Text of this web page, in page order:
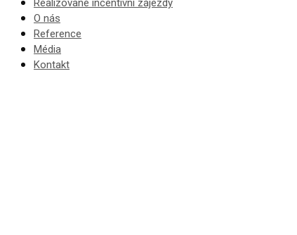
Realizované incentivní zájezdy
O nás
Reference
Média
Kontakt